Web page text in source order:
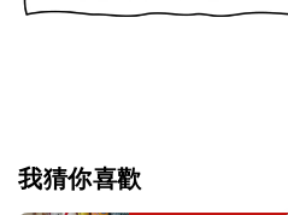
我猜你喜歡